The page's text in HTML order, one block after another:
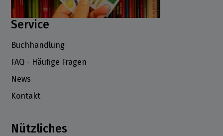
Service
Buchhandlung
FAQ - Häufige Fragen
News
Kontakt
Nützliches